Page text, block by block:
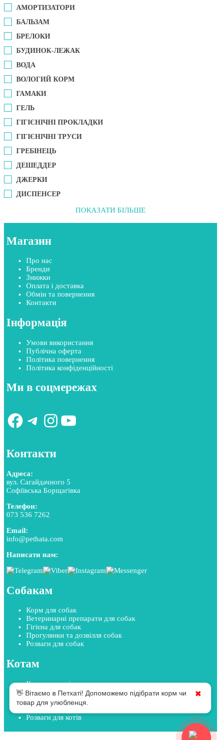
АМОРТИЗАТОРИ
БАЛЬЗАМ
БРЕЛОКИ
БУДИНОК-ЛЕЖАК
ВОДА
ВОЛОГИЙ КОРМ
ГАМАКИ
ГЕЛЬ
ГІГІЄНІЧНІ ПРОКЛАДКИ
ГІГІЄНІЧНІ ТРУСИ
ГРЕБІНЕЦЬ
ДЕШЕДДЕР
ДЖЕРКИ
ДИСПЕНСЕР
ПОКАЗАТИ БІЛЬШЕ
Магазин
Про нас
Бренди
Знижки
Оплата і доставка
Обмін та повернення
Контакти
Інформація
Умови використання
Публічна оферта
Політика повернення
Політика конфіденційності
Ми в соцмережах
Facebook
Telegram
Instagram
YouTube
Контакти
Адреса:
вул. Сагайдачного 5
Софіївська Борщагівка
Телефон:
073 536 7262
Email:
info@pethata.com
Написати нам:
Собакам
Корм для собак
Ветеринарні препарати для собак
Гігієна для собак
Прогулянки та дозвілля собак
Розваги для собак
Котам
Корм для котів
Ветеринарні препарати для котів
Гігієна для котів
Прогулянки та дозвілля котів
Розваги для котів
👋 Вітаємо в Петхаті! Допоможемо підібрати корм чи
товар для улюбленця.
✖